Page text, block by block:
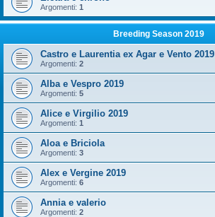
Argomenti: 1
Breeding Season 2019
Castro e Laurentia ex Agar e Vento 2019
Argomenti: 2
Alba e Vespro 2019
Argomenti: 5
Alice e Virgilio 2019
Argomenti: 1
Aloa e Briciola
Argomenti: 3
Alex e Vergine 2019
Argomenti: 6
Annia e valerio
Argomenti: 2